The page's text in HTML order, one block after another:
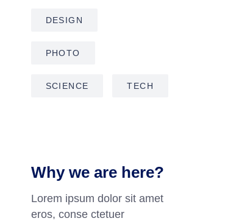
DESIGN
PHOTO
SCIENCE TECH
Why we are here?
Lorem ipsum dolor sit amet
eros, conse ctetuer